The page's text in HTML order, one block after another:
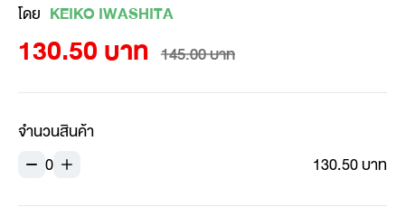
โดย KEIKO IWASHITA
130.50 บาท 145.00 บาท
จำนวนสินค้า
0
130.50 บาท